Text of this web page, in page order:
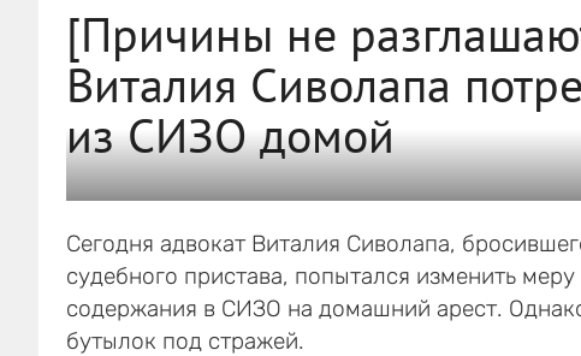
[Причины не
Виталия Сиволапа
из СИЗО домой
Сегодня адвокат Виталия Сиволапа,
судебного пристава, попытался изменить
содержания в СИЗО на домашний арест.
бутылок под стражей.